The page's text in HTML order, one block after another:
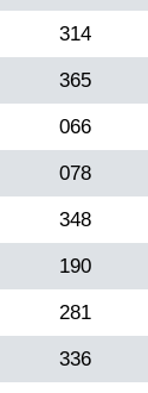
314
365
066
078
348
190
281
336